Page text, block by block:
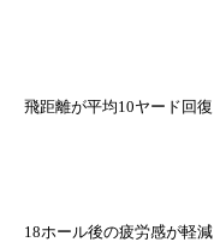
飛距離が平均10ヤード回復
18ホール後の疲労感が軽減